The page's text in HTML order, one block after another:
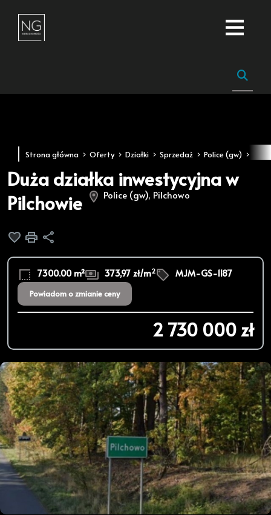
Strona główna Oferty Działki Sprzedaż Police (gw)
Duża działka inwestycyjna w
Pilchowie
Police (gw), Pilchowo
Dodaj do ulubionych
Drukuj
7300.00 m² 373,97 zł/m2 MJM-GS-1187
Powiadom o zmianie ceny
2 730 000 zł